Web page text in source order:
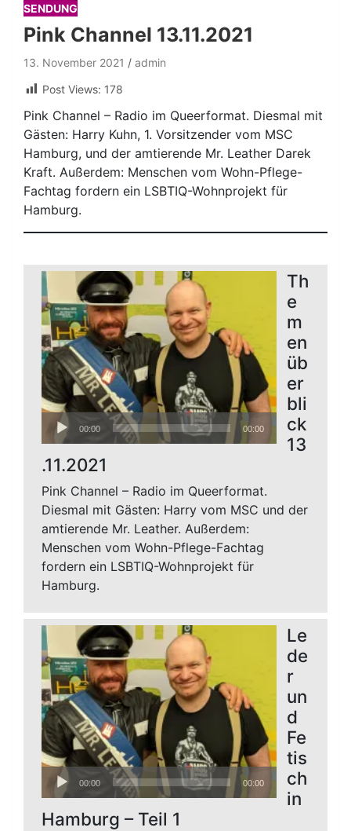
SENDUNG
Pink Channel 13.11.2021
13. November 2021
admin
Post Views: 178
Pink Channel – Radio im Queerformat. Diesmal mit
Gästen: Harry Kuhn, 1. Vorsitzender vom MSC
Hamburg, und der amtierende Mr. Leather Darek
Kraft. Außerdem: Menschen vom Wohn-Pflege-
Fachtag fordern ein LSBTIQ-Wohnprojekt für
Hamburg.
Audio-
Player
00:00 00:00
Th
e
m
en
üb
er
bli
ck
13
.11.2021
Pink Channel – Radio im Queerformat.
Diesmal mit Gästen: Harry vom MSC und der
amtierende Mr. Leather. Außerdem:
Menschen vom Wohn-Pflege-Fachtag
fordern ein LSBTIQ-Wohnprojekt für
Hamburg.
Audio-
Player
00:00 00:00
Le
de
r
un
d
Fe
tis
ch
in
Hamburg – Teil 1